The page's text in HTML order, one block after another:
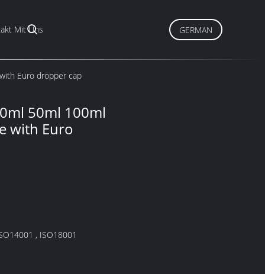
Mit Uns GERMAN
Euro dropper cap
50ml 100ml
with Euro
ISO9001 , ISO14001 , ISO18001